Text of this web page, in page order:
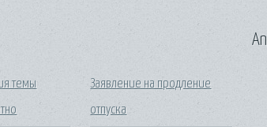
темы
Заявление на продление
отпуска